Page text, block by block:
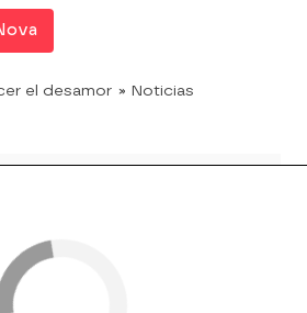
el desamor » Noticias